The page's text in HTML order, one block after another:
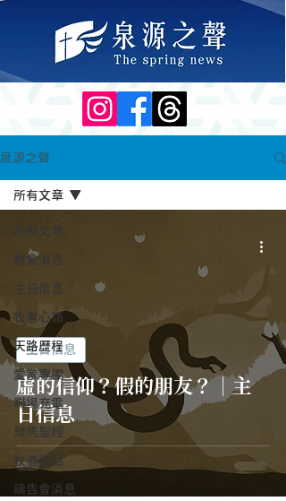
泉源之聲
所有文章
教會消息
主日信息
牧者心語
天路歷程
愛家專欄
職場充電
聚焦聖經
牧者觀點
禱告會消息
所有文章
虛的信仰？假的朋友？｜主
日信息
主日信息